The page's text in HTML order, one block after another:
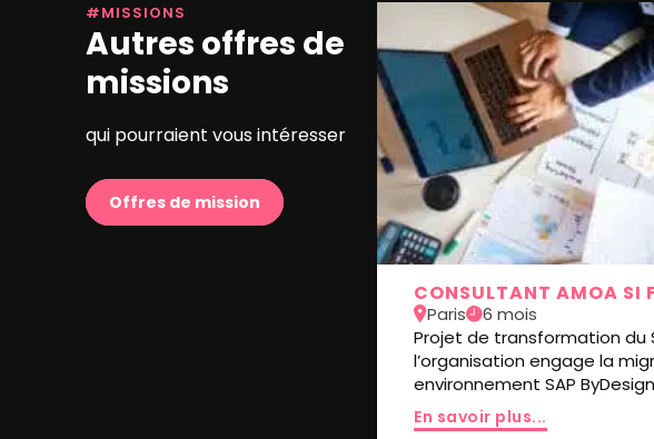
#MISSIONS
Autres offres de
missions
qui pourraient vous intéresser
Offres de mission
CONSULTANT AMOA SI
Paris
6 mois
Projet de transformation du
l’organisation engage la
environnement SAP
En savoir plus...